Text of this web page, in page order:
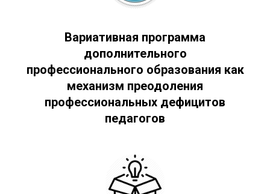
Вариативная программа
дополнительного
профессионального образования как
механизм преодоления
профессиональных дефицитов
педагогов